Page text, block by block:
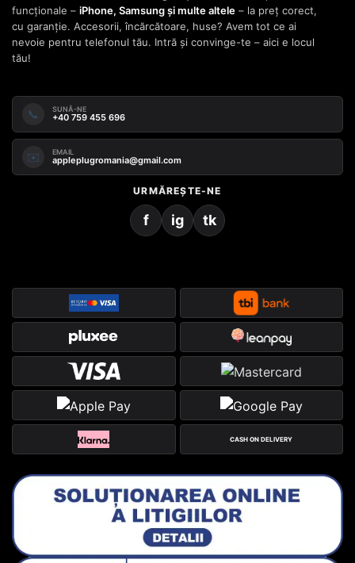
funcționale – iPhone, Samsung și multe altele – la preț corect,
cu garanție. Accesorii, încărcătoare, huse? Avem tot ce ai
nevoie pentru telefonul tău. Intră și convinge-te – aici e locul
tău!
📞 SUNĂ-NE
+40 759 455 696
✉️ EMAIL
appleplugromania@gmail.com
URMĂREȘTE-NE
f ig tk
CASH ON DELIVERY